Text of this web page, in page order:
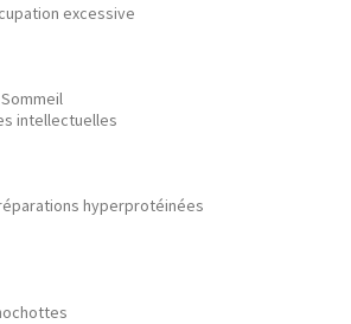
excessive
intellectuelles
hyperprotéinées